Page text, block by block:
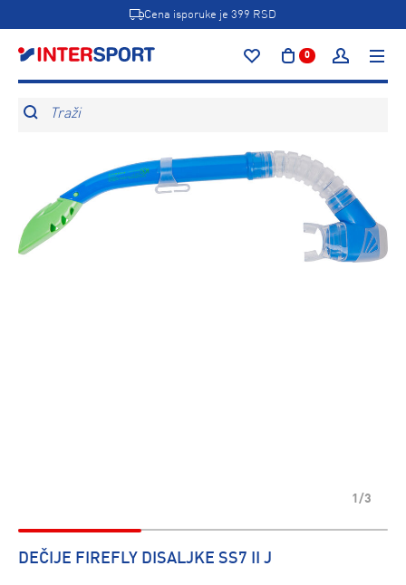
Cena isporuke je 399 RSD
0
Traži
1/3
DEČIJE FIREFLY DISALJKE SS7 II J